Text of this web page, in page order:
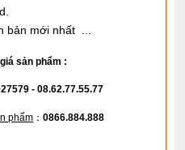
mới nhất ...
sản phẩm :
- 08.62.77.55.77
phẩm ：0866.884.888